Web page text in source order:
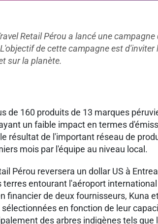
Retail Pérou a lancé une
de cette campagne est
sur la planète.
de 160 produits de 13 marques
un faible impact en termes
résultat de l'important réseau de
mois par l'équipe au niveau local.
Pérou reversera un dollar US à
entourant l'aéroport
financier de deux fournisseurs, Kuna
en fonction de leur
des arbres indigènes tels que